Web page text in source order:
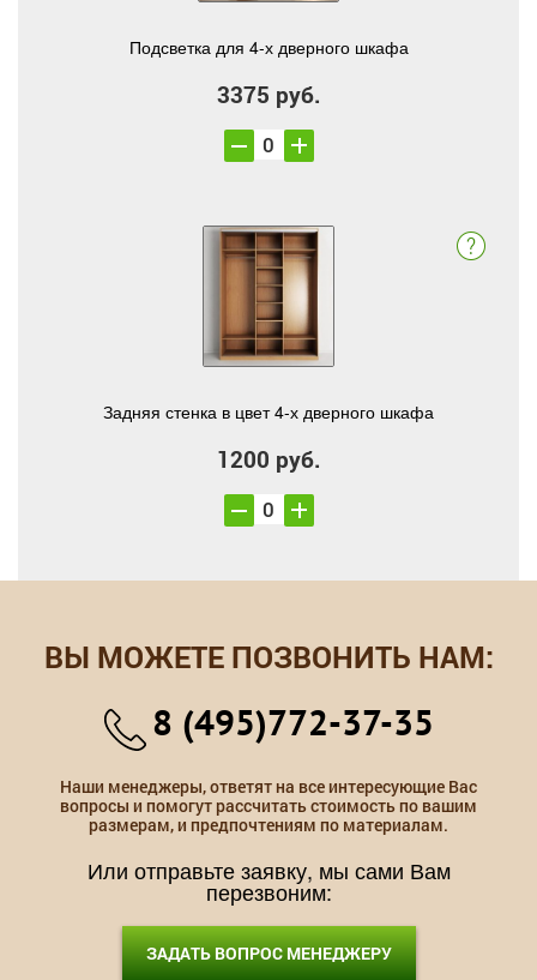
Подсветка для 4-х дверного шкафа
3375 руб.
Задняя стенка в цвет 4-х дверного шкафа
1200 руб.
ВЫ МОЖЕТЕ ПОЗВОНИТЬ НАМ:
8 (495)772-37-35
Наши менеджеры, ответят на все интересующие Вас
вопросы и помогут рассчитать стоимость по вашим
размерам, и предпочтениям по материалам.
Или отправьте заявку, мы сами Вам
перезвоним:
ЗАДАТЬ ВОПРОС МЕНЕДЖЕРУ